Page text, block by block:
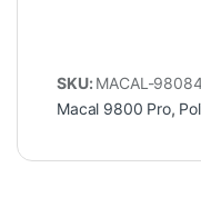
SKU: MACAL-
Macal 9800 Pro,